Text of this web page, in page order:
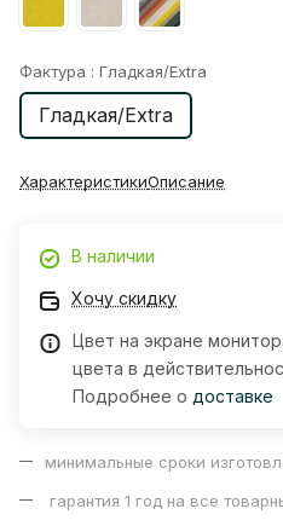
Фактура : Гладкая/Extra
Гладкая/Extra
ХарактеристикиОписание
В наличии
Хочу скидку
Цвет на экране
цвета в
Подробнее о доставке
минимальные сроки
гарантия 1 год на все